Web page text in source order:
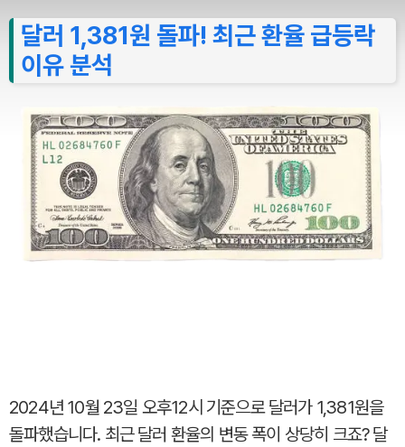
달러 1,381원 돌파! 최근 환율 급등락
이유 분석
2024년 10월 23일 오후12시 기준으로 달러가 1,381원을
돌파했습니다. 최근 달러 환율의 변동 폭이 상당히 크죠? 달